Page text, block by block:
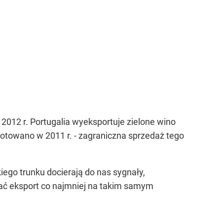
r. Portugalia wyeksportuje zielone wino
w 2011 r. - zagraniczna sprzedaż tego
trunku docierają do nas sygnały,
eksport co najmniej na takim samym